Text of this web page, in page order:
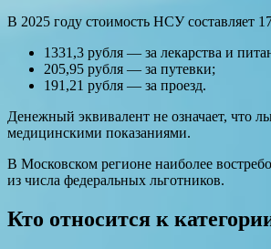
В 2025 году стоимость НСУ составляет
1331,3 рубля — за лекарства и
205,95 рубля — за путевки;
191,21 рубля — за проезд.
Денежный эквивалент не означает, что
медицинскими показаниями.
В Московском регионе наиболее
из числа федеральных льготников.
Кто относится к